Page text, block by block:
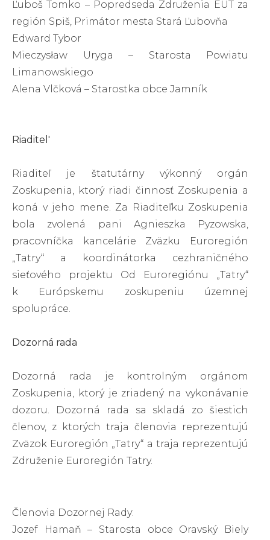
Ľuboš Tomko – Popredseda Združenia EUT za
región Spiš, Primátor mesta Stará Ľubovňa
Edward Tybor
Mieczysław Uryga – Starosta Powiatu
Limanowskiego
Alena Vlčková – Starostka obce Jamník
Riaditel'
Riaditeľ je štatutárny výkonný orgán
Zoskupenia, ktorý riadi činnosť Zoskupenia a
koná v jeho mene. Za Riaditeľku Zoskupenia
bola zvolená pani Agnieszka Pyzowska,
pracovníčka kancelárie Zväzku Euroregión
„Tatry“ a koordinátorka cezhraničného
sieťového projektu Od Euroregiónu „Tatry“
k Európskemu zoskupeniu územnej
spolupráce.
Dozorná rada
Dozorná rada je kontrolným orgánom
Zoskupenia, ktorý je zriadený na vykonávanie
dozoru. Dozorná rada sa skladá zo šiestich
členov, z ktorých traja členovia reprezentujú
Zväzok Euroregión „Tatry“ a traja reprezentujú
Združenie Euroregión Tatry.
Členovia Dozornej Rady:
Jozef Hamaň – Starosta obce Oravský Biely